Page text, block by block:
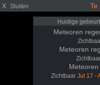
X Sluiten Te
Huidige
Meteoren
Meteoren
Zichtbaar Jul 17 -